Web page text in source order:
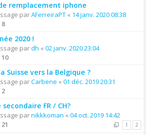
remplacement iphone
parAFerreiraPT « 14 janv. 2020 08:38
8
2020 !
pardh « 02 janv. 2020 23:04
10
Suisse vers la Belgique ?
parCarbene « 01 déc. 2019 20:31
2
FR / CH?
parnikkkoman « 04 oct. 2019 14:42
21 1 2